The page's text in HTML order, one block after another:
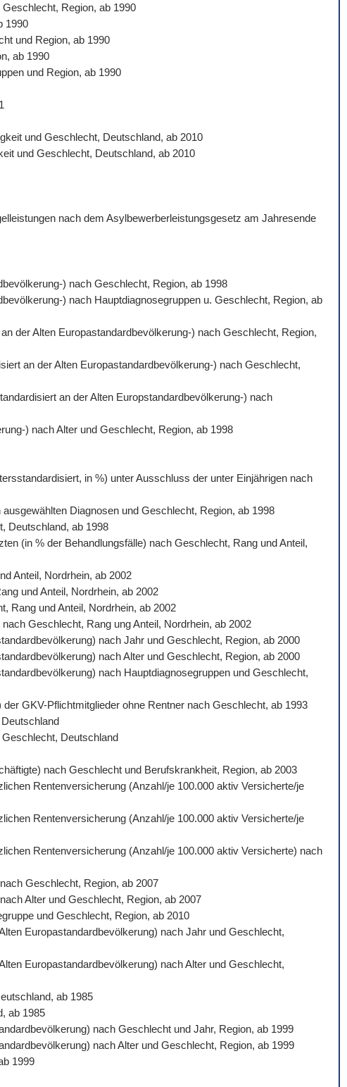
Region, ab 1990
1990
und Region, ab 1990
ab 1990
und Region, ab 1990
und Geschlecht, Deutschland, ab 2010
und Geschlecht, Deutschland, ab 2010
nach dem Asylbewerberleistungsgesetz am Jahresende
) nach Geschlecht, Region, ab 1998
) nach Hauptdiagnosegruppen u. Geschlecht, Region, ab
der Alten Europastandardbevölkerung-) nach Geschlecht, Region,
an der Alten Europastandardbevölkerung-) nach Geschlecht,
an der Alten Europstandardbevölkerung-) nach
) nach Alter und Geschlecht, Region, ab 1998
in %) unter Ausschluss der unter Einjährigen nach
Diagnosen und Geschlecht, Region, ab 1998
Deutschland, ab 1998
(in % der Behandlungsfälle) nach Geschlecht, Rang und Anteil,
Anteil, Nordrhein, ab 2002
und Anteil, Nordrhein, ab 2002
Rang und Anteil, Nordrhein, ab 2002
Geschlecht, Rang ung Anteil, Nordrhein, ab 2002
nach Jahr und Geschlecht, Region, ab 2000
nach Alter und Geschlecht, Region, ab 2000
nach Hauptdiagnosegruppen und Geschlecht,
GKV-Pflichtmitglieder ohne Rentner nach Geschlecht, ab 1993
Deutschland
nach Geschlecht und Berufskrankheit, Region, ab 2003
Rentenversicherung (Anzahl/je 100.000 aktiv Versicherte/je
Rentenversicherung (Anzahl/je 100.000 aktiv Versicherte/je
Rentenversicherung (Anzahl/je 100.000 aktiv Versicherte) nach
Geschlecht, Region, ab 2007
Alter und Geschlecht, Region, ab 2007
und Geschlecht, Region, ab 2010
Europastandardbevölkerung) nach Jahr und Geschlecht,
Europastandardbevölkerung) nach Alter und Geschlecht,
ab 1985
ab 1985
nach Geschlecht und Jahr, Region, ab 1999
nach Alter und Geschlecht, Region, ab 1999
1999